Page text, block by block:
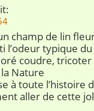
champ de lin
l’odeur typique
coudre,
Nature
à toute l’histoire
aller de cette